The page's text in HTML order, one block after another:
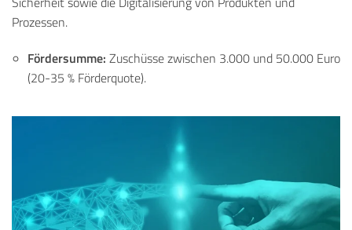
Prozessen.
Fördersumme: Zuschüsse zwischen 3.000 und 50.000 Euro
(20-35 % Förderquote).